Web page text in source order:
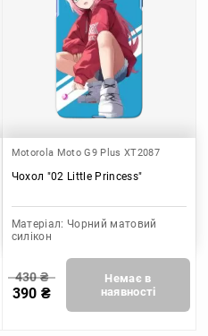
Motorola Moto G9 Plus XT2087
Чохол "02 Little Princess"
Матеріал: Чорний матовий
силікон
430₴
390 ₴
Немає в
наявності